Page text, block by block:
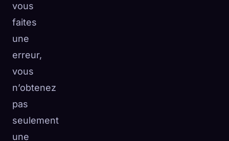
vous
faites
une
erreur,
vous
n’obtenez
pas
seulement
une